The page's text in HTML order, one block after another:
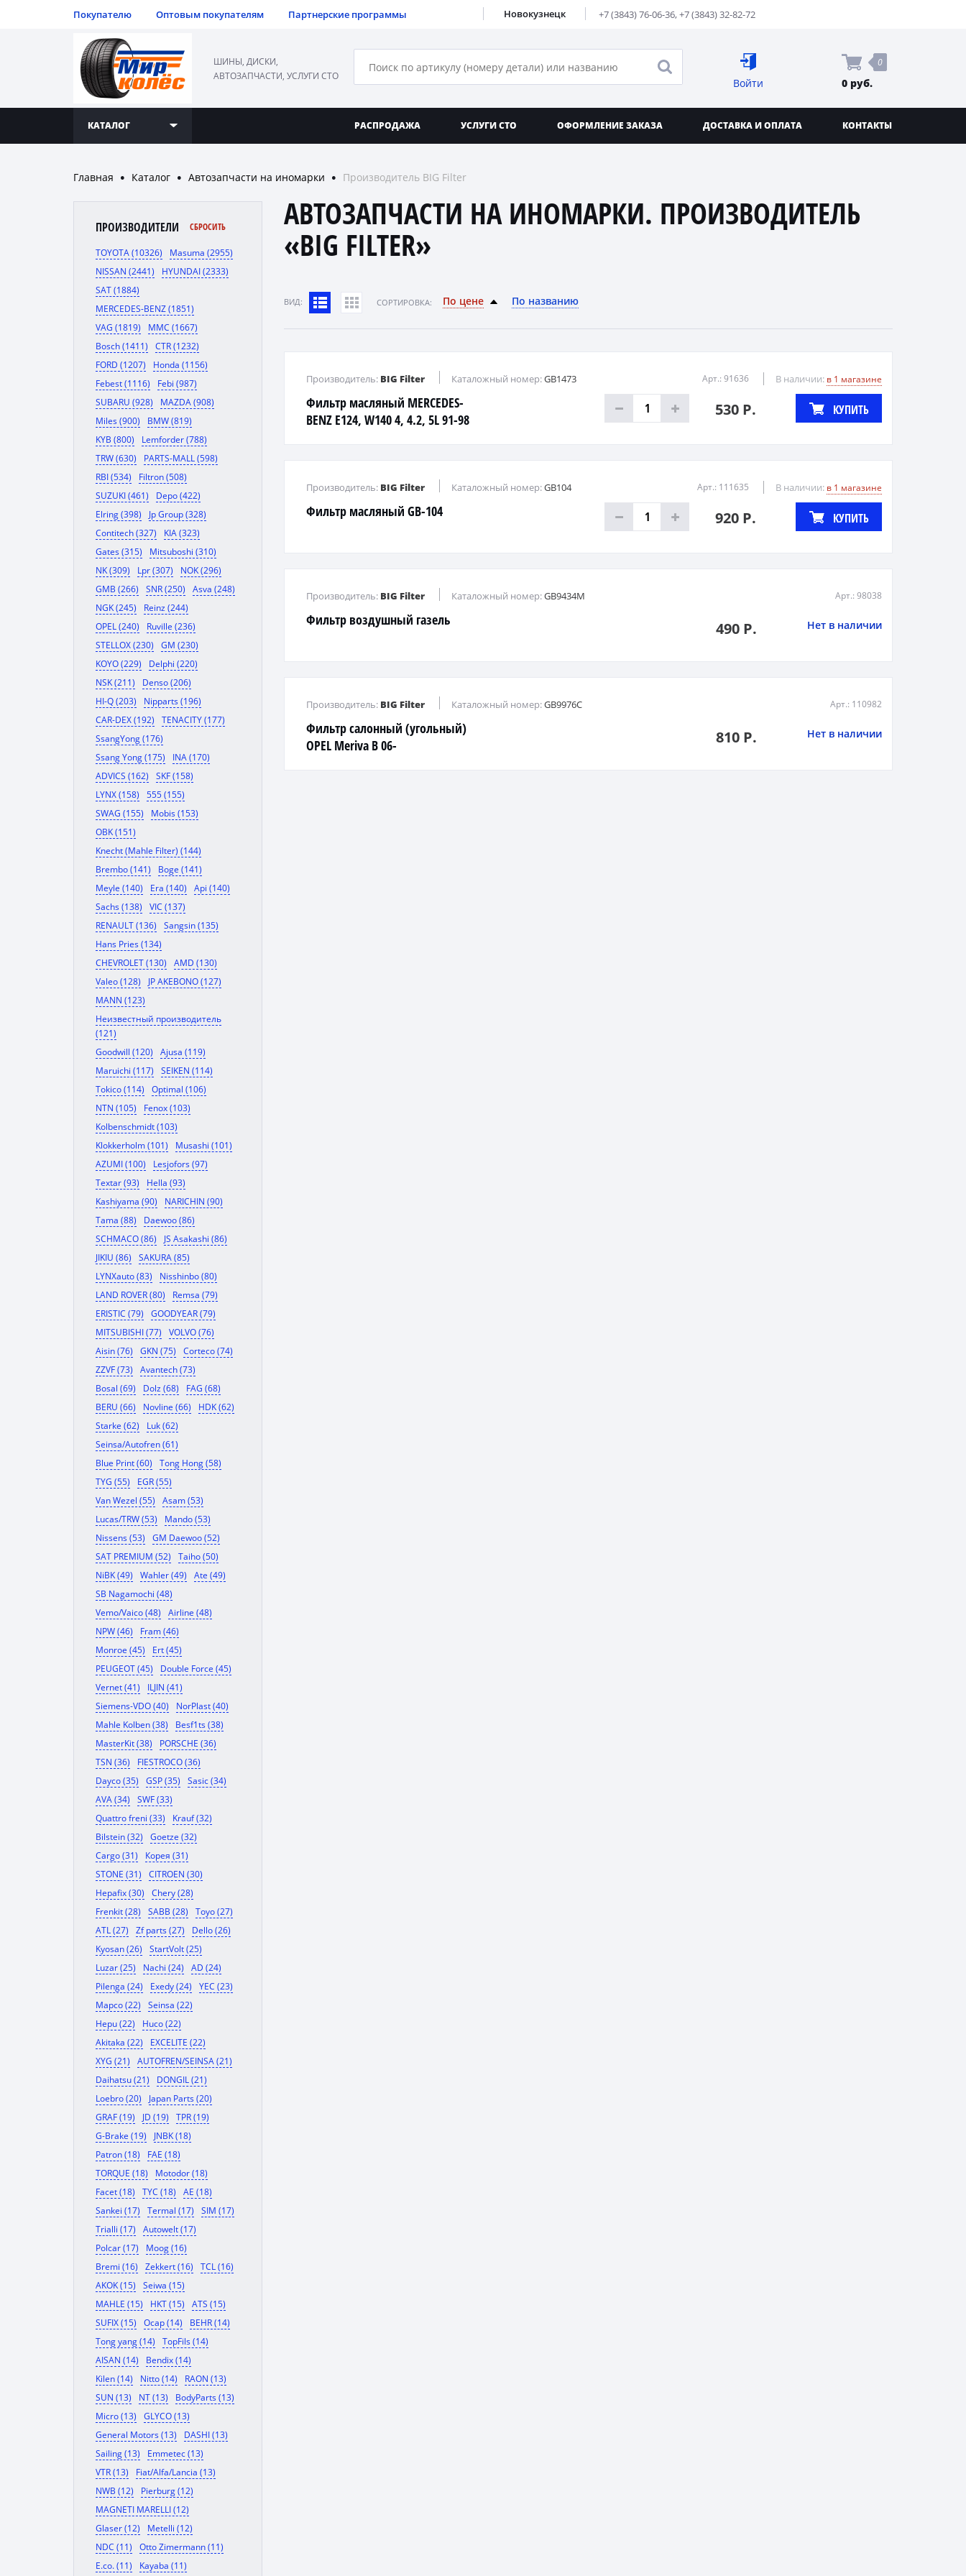
Покупателю Оптовым покупателям Партнерские программы Новокузнецк +7 (3843) 76-06-36,+7 (3843) 32-82-72
ШИНЫ, ДИСКИ,
АВТОЗАПЧАСТИ, УСЛУГИ СТО
Войти
0
0 руб.
КАТАЛОГ РАСПРОДАЖА УСЛУГИ СТО ОФОРМЛЕНИЕ ЗАКАЗА ДОСТАВКА И ОПЛАТА КОНТАКТЫ
Главная ● Каталог ● Автозапчасти на иномарки ● Производитель BIG Filter
ПРОИЗВОДИТЕЛИ СБРОСИТЬ
TOYOTA (10326)
Masuma (2955)
NISSAN (2441)
HYUNDAI (2333)
SAT (1884)
MERCEDES-BENZ (1851)
VAG (1819)
MMC (1667)
Bosch (1411)
CTR (1232)
FORD (1207)
Honda (1156)
Febest (1116)
Febi (987)
SUBARU (928)
MAZDA (908)
Miles (900)
BMW (819)
KYB (800)
Lemforder (788)
TRW (630)
PARTS-MALL (598)
RBI (534)
Filtron (508)
SUZUKI (461)
Depo (422)
Elring (398)
Jp Group (328)
Contitech (327)
KIA (323)
Gates (315)
Mitsuboshi (310)
NK (309)
Lpr (307)
NOK (296)
GMB (266)
SNR (250)
Asva (248)
NGK (245)
Reinz (244)
OPEL (240)
Ruville (236)
STELLOX (230)
GM (230)
KOYO (229)
Delphi (220)
NSK (211)
Denso (206)
HI-Q (203)
Nipparts (196)
CAR-DEX (192)
TENACITY (177)
SsangYong (176)
Ssang Yong (175)
INA (170)
ADVICS (162)
SKF (158)
LYNX (158)
555 (155)
SWAG (155)
Mobis (153)
OBK (151)
Knecht (Mahle Filter) (144)
Brembo (141)
Boge (141)
Meyle (140)
Era (140)
Api (140)
Sachs (138)
VIC (137)
RENAULT (136)
Sangsin (135)
Hans Pries (134)
CHEVROLET (130)
AMD (130)
Valeo (128)
JP AKEBONO (127)
MANN (123)
Неизвестный производитель
(121)
Goodwill (120)
Ajusa (119)
Maruichi (117)
SEIKEN (114)
Tokico (114)
Optimal (106)
NTN (105)
Fenox (103)
Kolbenschmidt (103)
Klokkerholm (101)
Musashi (101)
AZUMI (100)
Lesjofors (97)
Textar (93)
Hella (93)
Kashiyama (90)
NARICHIN (90)
Tama (88)
Daewoo (86)
SCHMACO (86)
JS Asakashi (86)
JIKIU (86)
SAKURA (85)
LYNXauto (83)
Nisshinbo (80)
LAND ROVER (80)
Remsa (79)
ERISTIC (79)
GOODYEAR (79)
MITSUBISHI (77)
VOLVO (76)
Aisin (76)
GKN (75)
Corteco (74)
ZZVF (73)
Avantech (73)
Bosal (69)
Dolz (68)
FAG (68)
BERU (66)
Novline (66)
HDK (62)
Starke (62)
Luk (62)
Seinsa/Autofren (61)
Blue Print (60)
Tong Hong (58)
TYG (55)
EGR (55)
Van Wezel (55)
Asam (53)
Lucas/TRW (53)
Mando (53)
Nissens (53)
GM Daewoo (52)
SAT PREMIUM (52)
Taiho (50)
NiBK (49)
Wahler (49)
Ate (49)
SB Nagamochi (48)
Vemo/Vaico (48)
Airline (48)
NPW (46)
Fram (46)
Monroe (45)
Ert (45)
PEUGEOT (45)
Double Force (45)
Vernet (41)
ILJIN (41)
Siemens-VDO (40)
NorPlast (40)
Mahle Kolben (38)
Besf1ts (38)
MasterKit (38)
PORSCHE (36)
TSN (36)
FIESTROCO (36)
Dayco (35)
GSP (35)
Sasic (34)
AVA (34)
SWF (33)
Quattro freni (33)
Krauf (32)
Bilstein (32)
Goetze (32)
Cargo (31)
Корея (31)
STONE (31)
CITROEN (30)
Hepafix (30)
Chery (28)
Frenkit (28)
SABB (28)
Toyo (27)
ATL (27)
Zf parts (27)
Dello (26)
Kyosan (26)
StartVolt (25)
Luzar (25)
Nachi (24)
AD (24)
Pilenga (24)
Exedy (24)
YEC (23)
Mapco (22)
Seinsa (22)
Hepu (22)
Huco (22)
Akitaka (22)
EXCELITE (22)
XYG (21)
AUTOFREN/SEINSA (21)
Daihatsu (21)
DONGIL (21)
Loebro (20)
Japan Parts (20)
GRAF (19)
JD (19)
TPR (19)
G-Brake (19)
JNBK (18)
Patron (18)
FAE (18)
TORQUE (18)
Motodor (18)
Facet (18)
TYC (18)
AE (18)
Sankei (17)
Termal (17)
SIM (17)
Trialli (17)
Autowelt (17)
Polcar (17)
Moog (16)
Bremi (16)
Zekkert (16)
TCL (16)
AKOK (15)
Seiwa (15)
MAHLE (15)
HKT (15)
ATS (15)
SUFIX (15)
Ocap (14)
BEHR (14)
Tong yang (14)
TopFils (14)
AISAN (14)
Bendix (14)
Kilen (14)
Nitto (14)
RAON (13)
SUN (13)
NT (13)
BodyParts (13)
Micro (13)
GLYCO (13)
General Motors (13)
DASHI (13)
Sailing (13)
Emmetec (13)
VTR (13)
Fiat/Alfa/Lancia (13)
NWB (12)
Pierburg (12)
MAGNETI MARELLI (12)
Glaser (12)
Metelli (12)
NDC (11)
Otto Zimermann (11)
E.co. (11)
Kayaba (11)
АВТОЗАПЧАСТИ НА ИНОМАРКИ. ПРОИЗВОДИТЕЛЬ
«BIG FILTER»
ВИД: CОРТИРОВКА: По цене По названию
Фильтр масляный MERCEDES-
BENZ E124, W140 4, 4.2, 5L 91-98
Производитель: BIG Filter Каталожный номер:GB1473 Арт.: 91636 В наличии: в 1 магазине
530 Р. КУПИТЬ
Фильтр масляный GB-104
Производитель: BIG Filter Каталожный номер:GB104 Арт.: 111635 В наличии: в 1 магазине
920 Р. КУПИТЬ
Фильтр воздушный газель
Производитель: BIG Filter Каталожный номер:GB9434M Арт.: 98038
490 Р. Нет в наличии
Фильтр салонный (угольный)
OPEL Meriva B 06-
Производитель: BIG Filter Каталожный номер:GB9976C Арт.: 110982
810 Р. Нет в наличии